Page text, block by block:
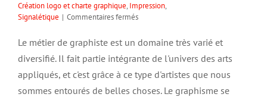
Création logo et charte graphique, Impression,
Signalétique | Commentaires ferméssur
ce
graphiste
?
Le métier de graphiste est un domaine très varié et
diversifié. Il fait partie intégrante de l'univers des arts
appliqués, et c'est grâce à ce type d'artistes que nous
sommes entourés de belles choses. Le graphisme se